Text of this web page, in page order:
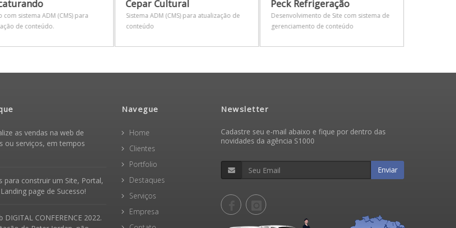
com sistema ADM (CMS) para
de conteúdo.
Cepar Cultural
Sistema ADM (CMS) para atualização de
conteúdo
Peck Refrigeração
Desenvolvimento de Site com sistema de
gerenciamento de conteúdo
as vendas na web de
ou serviços, em tempos
para construir um Site, Portal,
page de Sucesso!
DIGITAL CONFERENCE 2022.
Navegue
Home
Clientes
Portfolio
Destaques
Serviços
Empresa
Newsletter
Cadastre seu e-mail abaixo e fique por dentro das
novidades da agência S1000
Enviar